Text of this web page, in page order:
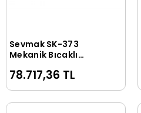
Sepete Ekle
Sevmak SK-373
Mekanik Bıçaklı
78.717,36 TL